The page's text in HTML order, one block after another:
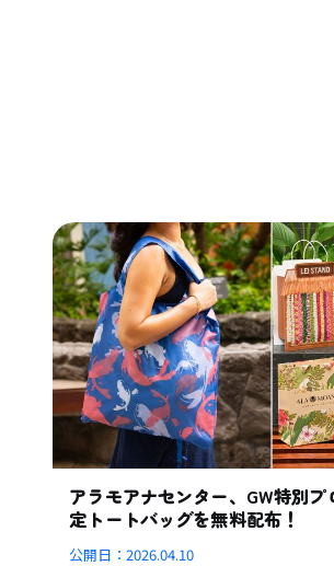
アラモアナセンター、GW特別
定トートバッグを無料配布！
公開日：2026.04.10